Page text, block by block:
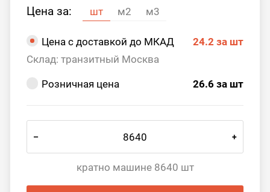
Цена за: шт м2 м3
Цена с доставкой до МКАД 24.2 за шт
Склад: транзитный Москва
Розничная цена 26.6 за шт
– +
кратно машине 8640 шт